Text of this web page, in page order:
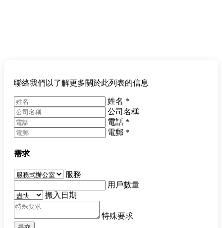
聯絡我們以了解更多關於此列表的信息
姓名 *
公司名稱
電話 *
電郵 *
需求
服務
用戶數量
搬入日期
特殊要求